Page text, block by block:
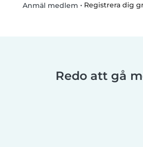
Anmäl medlem • Registrera dig
Redo att gå